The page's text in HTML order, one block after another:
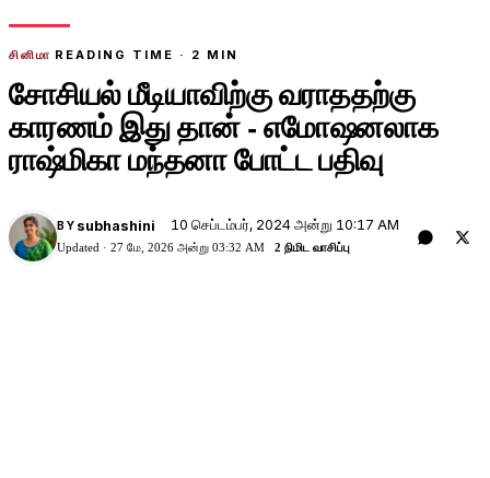
சினிமா READING TIME · 2 MIN
சோசியல் மீடியாவிற்கு வராததற்கு
காரணம் இது தான் - எமோஷனலாக
ராஷ்மிகா மந்தனா போட்ட பதிவு
BY subhashini 10 செப்டம்பர், 2024 அன்று 10:17 AM
Updated · 27 மே, 2026 அன்று 03:32 AM 2 நிமிட வாசிப்பு